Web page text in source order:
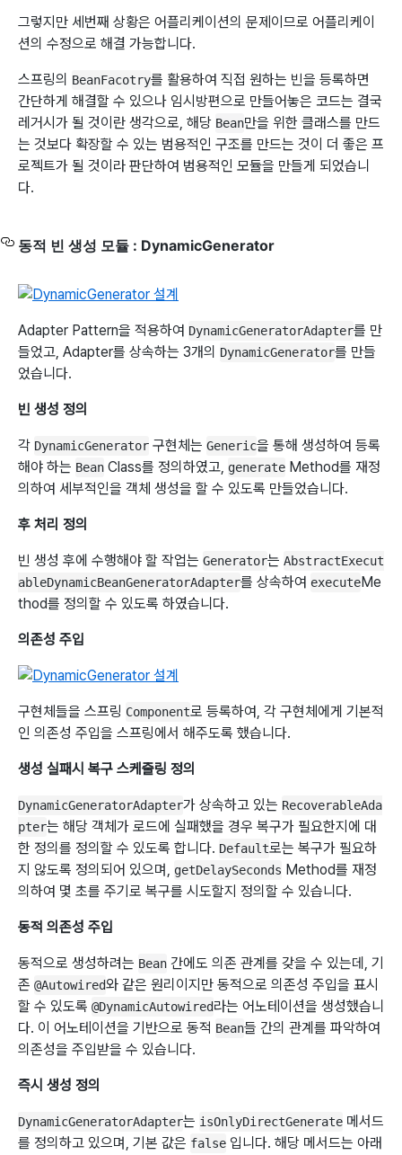
그렇지만 세번째 상황은 어플리케이션의 문제이므로 어플리케이
션의 수정으로 해결 가능합니다.
스프링의 BeanFacotry를 활용하여 직접 원하는 빈을 등록하면
간단하게 해결할 수 있으나 임시방편으로 만들어놓은 코드는 결국
레거시가 될 것이란 생각으로, 해당 Bean만을 위한 클래스를 만드
는 것보다 확장할 수 있는 범용적인 구조를 만드는 것이 더 좋은 프
로젝트가 될 것이라 판단하여 범용적인 모듈을 만들게 되었습니
다.
동적 빈 생성 모듈 : DynamicGenerator
Adapter Pattern을 적용하여 DynamicGeneratorAdapter를 만
들었고, Adapter를 상속하는 3개의
DynamicGenerator를 만들
었습니다.
빈 생성 정의
각 DynamicGenerator 구현체는 Generic을 통해 생성하여 등록
해야 하는 Bean Class를 정의하였고, generate Method를 재정
의하여 세부적인을 객체 생성을 할 수 있도록 만들었습니다.
후 처리 정의
빈 생성 후에 수행해야 할 작업는 Generator는 AbstractExecut
ableDynamicBeanGeneratorAdapter를 상속하여 executeMe
thod를 정의할 수 있도록 하였습니다.
의존성 주입
구현체들을 스프링 Component로 등록하여, 각 구현체에게 기본적
인 의존성 주입을 스프링에서 해주도록 했습니다.
생성 실패시 복구 스케줄링 정의
DynamicGeneratorAdapter가 상속하고 있는 RecoverableAda
pter는 해당 객체가 로드에 실패했을 경우 복구가 필요한지에 대
한 정의를 정의할 수 있도록 합니다. Default로는 복구가 필요하
지 않도록 정의되어 있으며, getDelaySeconds Method를 재정
의하여 몇 초를 주기로 복구를 시도할지 정의할 수 있습니다.
동적 의존성 주입
동적으로 생성하려는 Bean 간에도 의존 관계를 갖을 수 있는데, 기
존 @Autowired와 같은 원리이지만 동적으로 의존성 주입을 표시
할 수 있도록 @DynamicAutowired라는 어노테이션을 생성했습니
다. 이 어노테이션을 기반으로 동적 Bean들 간의 관계를 파악하여
의존성을 주입받을 수 있습니다.
즉시 생성 정의
DynamicGeneratorAdapter는 isOnlyDirectGenerate 메서드
를 정의하고 있으며, 기본 값은 false 입니다. 해당 메서드는 아래